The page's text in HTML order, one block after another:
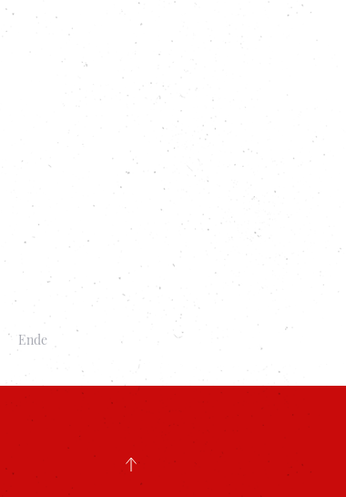
Ende